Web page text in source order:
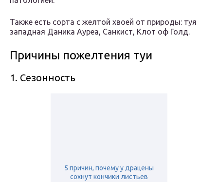
Также есть сорта с желтой хвоей от природы: туя
западная Даника Ауреа, Санкист, Клот оф Голд.
Причины пожелтения туи
1. Сезонность
5 причин, почему у драцены
сохнут кончики листьев